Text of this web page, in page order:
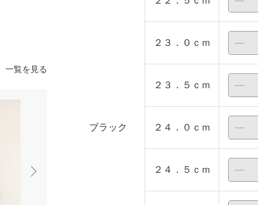
一覧を見る
ブラック
２３．０ｃｍ
２３．５ｃｍ
２４．０ｃｍ
２４．５ｃｍ